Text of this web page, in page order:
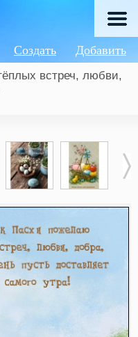
Добавить
Создать
встреч, любви,